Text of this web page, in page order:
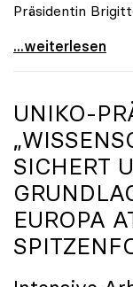
Präsidentin
Universitäten
...weiterlesen
UNIKO-
SICHERT
EUROPA